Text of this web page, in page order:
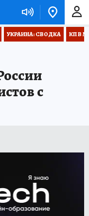
УКРАИНА: СВОДКА КП В
с